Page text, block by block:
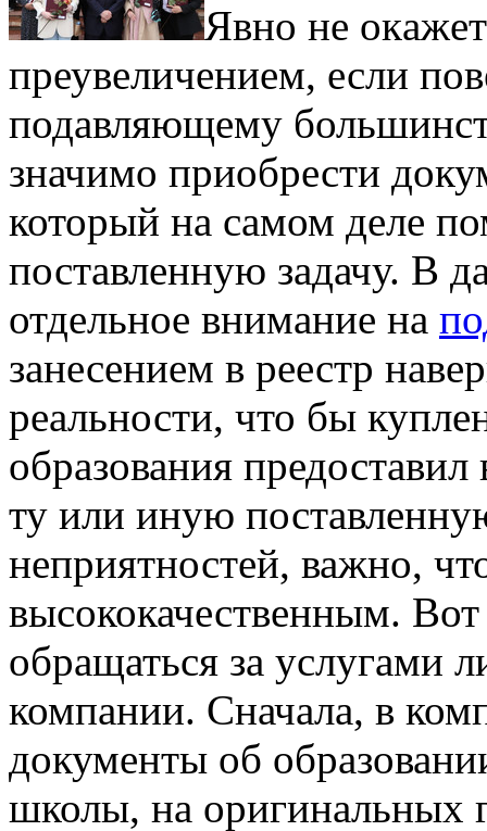
Явнo нe
преувеличением, если
подавляющему
значимо приобрести
который на самом деле
поставленную задачу. В
отдельное внимание на
занесением в реестр
реальности, что бы
образования
ту или иную
неприятностей, важно,
высококачественным.
обращаться за услугами
компании. Сначала, в
документы об
школы, на оригинальных